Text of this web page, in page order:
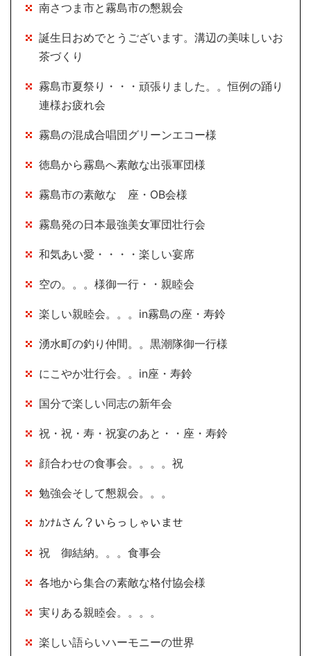
南さつま市と霧島市の懇親会
誕生日おめでとうございます。溝辺の美味しいお
茶づくり
霧島市夏祭り・・・頑張りました。。恒例の踊り
連様お疲れ会
霧島の混成合唱団グリーンエコー様
徳島から霧島へ素敵な出張軍団様
霧島市の素敵な 座・OB会様
霧島発の日本最強美女軍団壮行会
和気あい愛・・・・楽しい宴席
空の。。。様御一行・・親睦会
楽しい親睦会。。。in霧島の座・寿鈴
湧水町の釣り仲間。。黒潮隊御一行様
にこやか壮行会。。in座・寿鈴
国分で楽しい同志の新年会
祝・祝・寿・祝宴のあと・・座・寿鈴
顔合わせの食事会。。。。祝
勉強会そして懇親会。。。
ｶﾝﾅﾑさん？いらっしゃいませ
祝 御結納。。。食事会
各地から集合の素敵な格付協会様
実りある親睦会。。。。
楽しい語らいハーモニーの世界